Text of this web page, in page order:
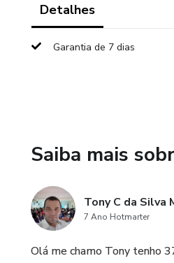
Detalhes
Garantia de 7 dias
Saiba mais
Tony C da Silva
7 Ano Hotmarter
Olá me chamo Tony tenho